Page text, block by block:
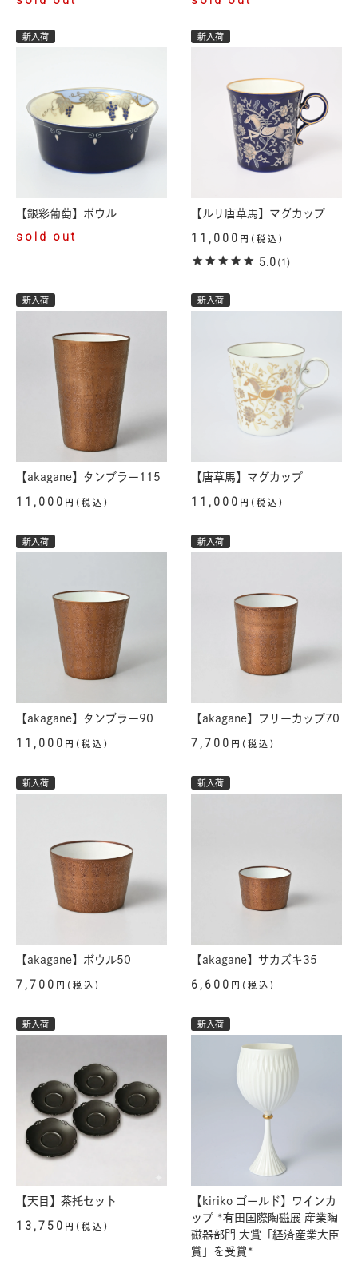
新入荷
【銀彩葡萄】ボウル
sold out
新入荷
【ルリ唐草馬】マグカップ
11,000 円(税込)
5.0 (1)
新入荷
【akagane】タンブラー115
11,000 円(税込)
新入荷
【唐草馬】マグカップ
11,000 円(税込)
新入荷
【akagane】タンブラー90
11,000 円(税込)
新入荷
【akagane】フリーカップ70
7,700 円(税込)
新入荷
【akagane】ボウル50
7,700 円(税込)
新入荷
【akagane】サカズキ35
6,600 円(税込)
新入荷
【天目】茶托セット
13,750 円(税込)
新入荷
【kiriko ゴールド】ワインカ
ップ *有田国際陶磁展 産業陶
磁器部門 大賞「経済産業大臣
賞」を受賞*